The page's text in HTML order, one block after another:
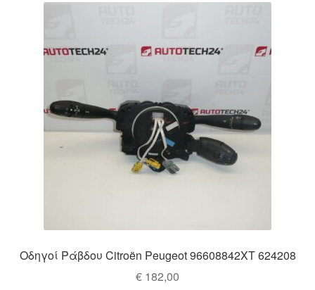
Οδηγοί Ράβδου Citroën Peugeot 96608842XT 624208
€ 182,00